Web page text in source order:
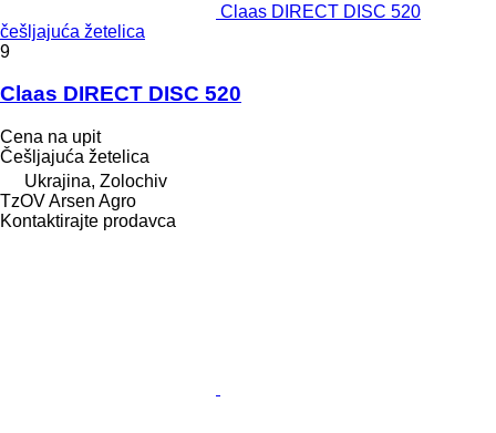
Claas DIRECT DISC 520
češljajuća žetelica
9
Claas DIRECT DISC 520
Cena na upit
Češljajuća žetelica
Ukrajina, Zolochiv
TzOV Arsen Agro
Kontaktirajte prodavca